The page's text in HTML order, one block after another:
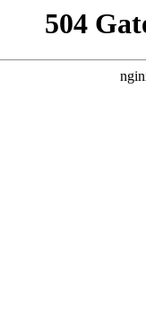
504